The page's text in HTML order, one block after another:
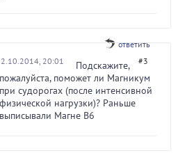
ответить
20:01 #3
Подскажите,
пожалуйста, поможет ли Магникум
при судорогах (после интенсивной
физической нагрузки)? Раньше
выписывали Магне В6